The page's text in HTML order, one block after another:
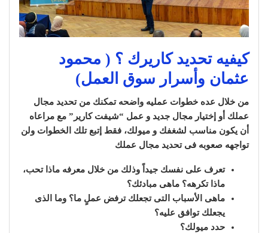
كيفيه تحديد كاريرك ؟ ( محمود
عثمان وأسرار سوق العمل)
من خلال عده خطوات عمليه واضحه تمكنك من تحديد مجال
عملك أو إختيار مجال جديد و عمل “شيفت كارير” مع مراعاه
أن يكون مناسب لشغفك و ميولك، فقط إتبع تلك الخطوات ولن
تواجهه صعوبه فى تحديد مجال عملك
تعرف على نفسك جيداً وذلك من خلال معرفه ماذا تحب،
ماذا تكرهه؟ ماهى مبادئك؟
ماهى الأسباب التى تجعلك ترفض عملٍ ما؟ وما الذى
يجعلك توافق عليه؟
حدد ميولك؟